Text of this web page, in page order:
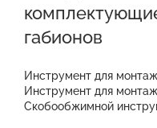
габионов
Инструмент для
Инструмент для
Скобообжимной